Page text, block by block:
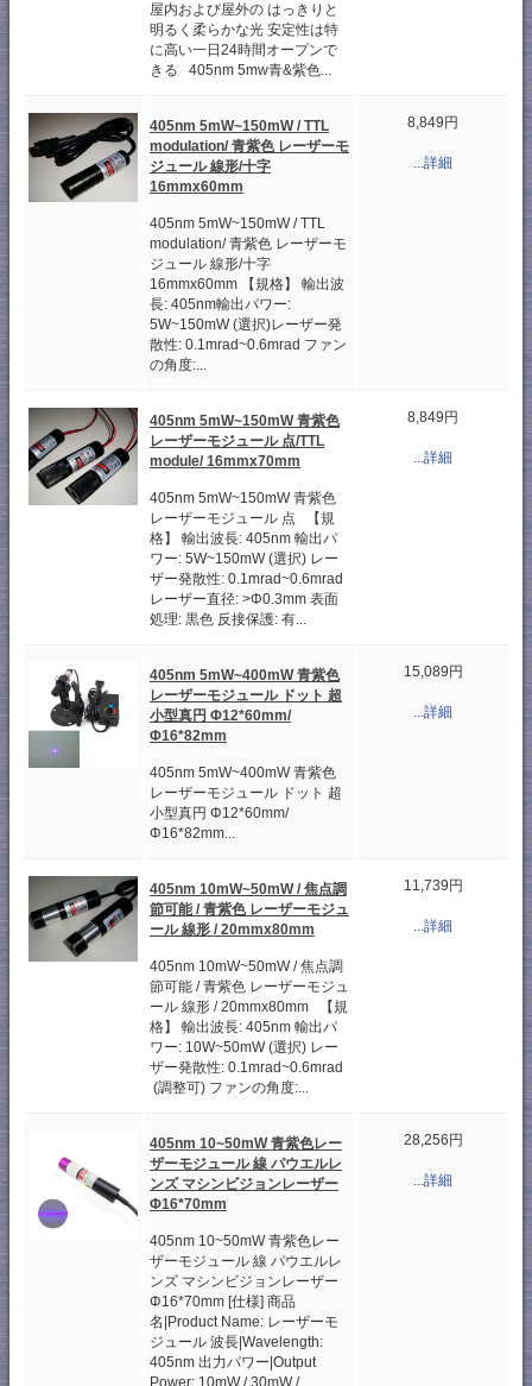
屋内および屋外の はっきりと
明るく柔らかな光 安定性は特
に高い一日24時間オープンで
きる 405nm 5mw青&紫色...
405nm 5mW~150mW / TTL
modulation/ 青紫色 レーザーモ
ジュール 線形/十字
16mmx60mm
405nm 5mW~150mW / TTL
modulation/ 青紫色 レーザーモ
ジュール 線形/十字
16mmx60mm 【規格】 輸出波
長: 405nm輸出パワー:
5W~150mW (選択)レーザー発
散性: 0.1mrad~0.6mrad ファン
の角度:...
8,849円
...詳細
405nm 5mW~150mW 青紫色
レーザーモジュール 点/TTL
module/ 16mmx70mm
405nm 5mW~150mW 青紫色
レーザーモジュール 点 【規
格】 輸出波長: 405nm 輸出パ
ワー: 5W~150mW (選択) レー
ザー発散性: 0.1mrad~0.6mrad
レーザー直径: >Φ0.3mm 表面
処理: 黒色 反接保護: 有...
8,849円
...詳細
405nm 5mW~400mW 青紫色
レーザーモジュール ドット 超
小型真円 Φ12*60mm/
Φ16*82mm
405nm 5mW~400mW 青紫色
レーザーモジュール ドット 超
小型真円 Φ12*60mm/
Φ16*82mm...
15,089円
...詳細
405nm 10mW~50mW / 焦点調
節可能 / 青紫色 レーザーモジュ
ール 線形 / 20mmx80mm
405nm 10mW~50mW / 焦点調
節可能 / 青紫色 レーザーモジュ
ール 線形 / 20mmx80mm 【規
格】 輸出波長: 405nm 輸出パ
ワー: 10W~50mW (選択) レー
ザー発散性: 0.1mrad~0.6mrad
(調整可) ファンの角度:...
11,739円
...詳細
405nm 10~50mW 青紫色レー
ザーモジュール 線 パウエルレ
ンズ マシンビジョンレーザー
Φ16*70mm
405nm 10~50mW 青紫色レー
ザーモジュール 線 パウエルレ
ンズ マシンビジョンレーザー
Φ16*70mm [仕様] 商品
名|Product Name: レーザーモ
ジュール 波長|Wavelength:
405nm 出力パワー|Output
Power: 10mW / 30mW /...
28,256円
...詳細